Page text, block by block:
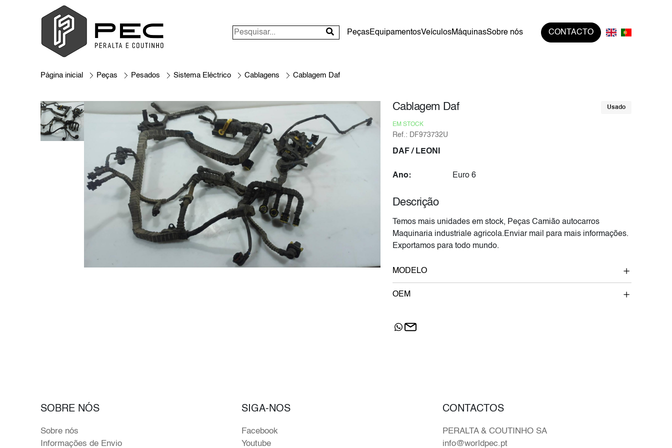
PeçasEquipamentosVeículosMáquinasSobre nós CONTACTO
Página inicial Peças Pesados Sistema Eléctrico Cablagens Cablagem Daf
Usado
Cablagem Daf
EM STOCK
Ref.: DF973732U
DAF / LEONI
Ano: Euro 6
Descrição
Temos mais unidades em stock, Peças Camião autocarros
Maquinaria industriale agricola.Enviar mail para mais informações.
Exportamos para todo mundo.
MODELO
OEM
SOBRE NÓS
Sobre nós
Informações de Envio
SIGA-NOS
Facebook
Youtube
CONTACTOS
PERALTA & COUTINHO SA
info@worldpec.pt